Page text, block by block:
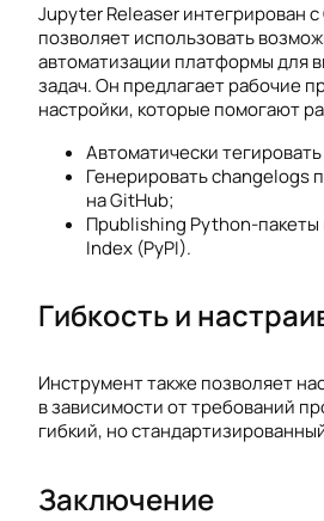
Jupyter Releaser интегрирован
позволяет использовать
автоматизации платформы для
задач. Он предлагает рабочие
настройки, которые помогают
Автоматически
Генерировать changelogs
на GitHub;
Пpublishing Python-пакеты
Index (PyPI).
Гибкость и
Инструмент также позволяет
в зависимости от требований
гибкий, но
Заключение